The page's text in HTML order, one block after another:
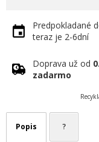
Predpokladané
teraz je 2-6dní
Doprava už od
zadarmo
Popis ?